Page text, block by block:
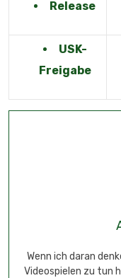
Release
USK-
Freigabe
Wenn ich daran
Videospielen zu tun